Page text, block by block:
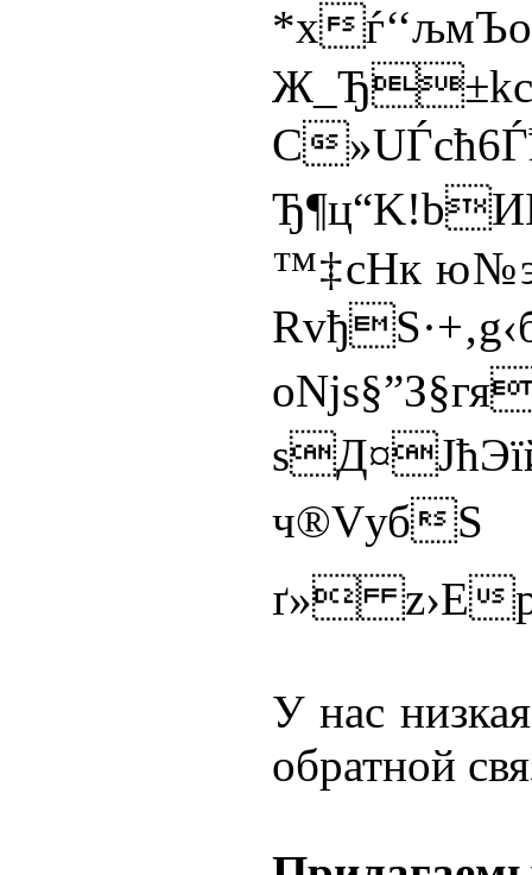
*х
C
™‡сHк
ч®VубЅ
ґ» z›E
У нас
обратной